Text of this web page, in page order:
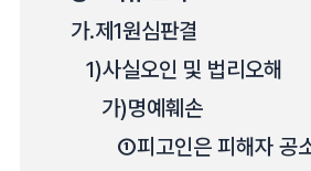
가.제1원심판결
1)사실오인 및 법리오해
가)명예훼손
①피고인은 피해자 공